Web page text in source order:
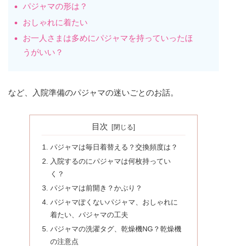
パジャマの形は？
おしゃれに着たい
お一人さまは多めにパジャマを持っていったほ
うがいい？
など、入院準備のパジャマの迷いごとのお話。
目次
パジャマは毎日着替える？交換頻度は？
入院するのにパジャマは何枚持ってい
く？
パジャマは前開き？かぶり？
パジャマぽくないパジャマ、おしゃれに
着たい、パジャマの工夫
パジャマの洗濯タグ、乾燥機NG？乾燥機
の注意点